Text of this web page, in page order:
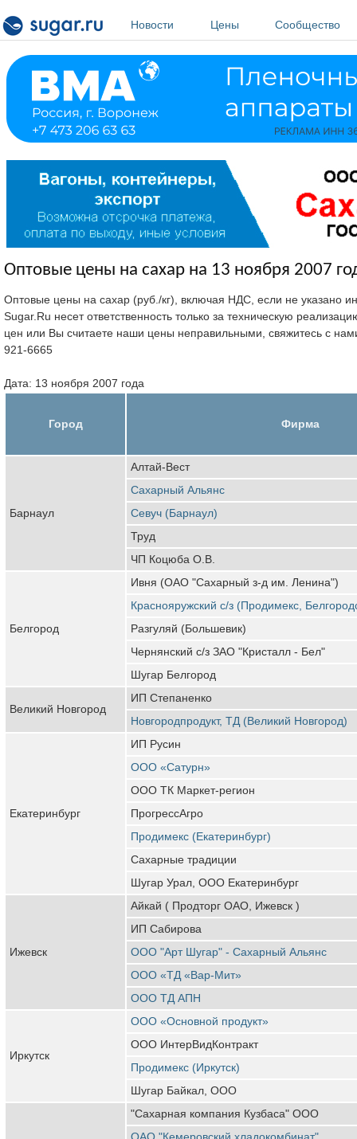
Новости
Цены Сообщество
Оптовые цены на сахар на 13 ноября 2007
Оптовые цены на сахар (руб./кг), включая НДС, если не указано
Sugar.Ru несет ответственность только за техническую
цен или Вы считаете наши цены неправильными, свяжитесь с
921-6665
Дата: 13 ноября 2007 года
Город Фирма
Барнаул
Алтай-Вест
Сахарный Альянс
Севуч (Барнаул)
Труд
ЧП Коцюба О.В.
Белгород
Ивня (ОАО "Сахарный з-д им. Ленина")
Краснояружский с/з (Продимекс,
Разгуляй (Большевик)
Чернянский с/з ЗАО "Кристалл - Бел"
Шугар Белгород
Великий Новгород
ИП Степаненко
Новгородпродукт, ТД (Великий Новгород)
Екатеринбург
ИП Русин
ООО «Сатурн»
ООО ТК Маркет-регион
ПрогрессАгро
Продимекс (Екатеринбург)
Сахарные традиции
Шугар Урал, ООО Екатеринбург
Ижевск
Айкай ( Продторг ОАО, Ижевск )
ИП Сабирова
ООО "Арт Шугар" - Сахарный Альянс
ООО «ТД «Вар-Мит»
ООО ТД АПН
Иркутск
ООО «Основной продукт»
ООО ИнтерВидКонтракт
Продимекс (Иркутск)
Шугар Байкал, ООО
"Сахарная компания Кузбаса" ООО
ОАО "Кемеровский хладокомбинат"